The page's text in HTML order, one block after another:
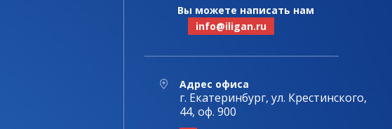
Вы можете написать нам
info@iligan.ru
Адрес офиса
г. Екатеринбург, ул. Крестинского,
44, оф. 900